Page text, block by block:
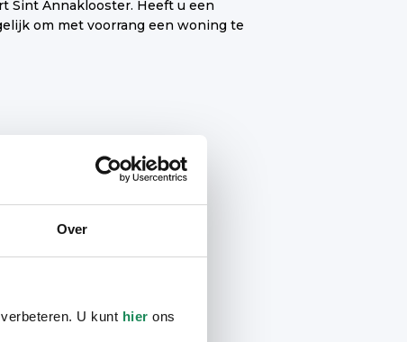
Over
U kunt hier ons
Beheerder